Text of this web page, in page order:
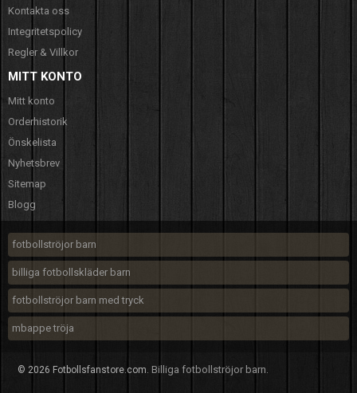
Kontakta oss
Integritetspolicy
Regler & Villkor
MITT KONTO
Mitt konto
Orderhistorik
Önskelista
Nyhetsbrev
Sitemap
Blogg
fotbollströjor barn
billiga fotbollskläder barn
fotbollströjor barn med tryck
mbappe tröja
© 2026 Fotbollsfanstore.com. Billiga fotbollströjor barn